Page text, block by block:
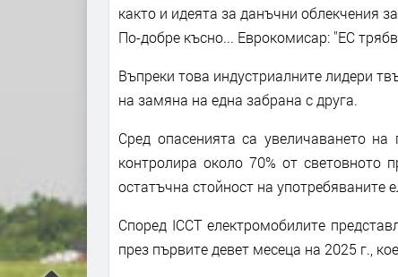
както и идеята за данъчни облекчения
По-добре късно... Еврокомисар: ''ЕС
Въпреки това индустриалните лидери
на замяна на една забрана с друга.
Сред опасенията са увеличаването на
контролира около 70% от световното
остатъчна стойност на употребяваните
Според ICCT електромобилите
през първите девет месеца на 2025 г.,